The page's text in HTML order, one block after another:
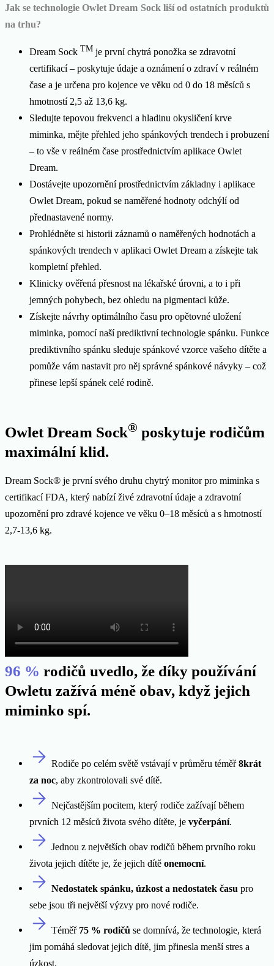
Jak se technologie Owlet Dream Sock liší od ostatních produktů
na trhu?
Dream Sock TM je první chytrá ponožka se zdravotní
certifikací – poskytuje údaje a oznámení o zdraví v reálném
čase a je určena pro kojence ve věku od 0 do 18 měsíců s
hmotností 2,5 až 13,6 kg.
Sledujte tepovou frekvenci a hladinu okysličení krve
miminka, mějte přehled jeho spánkových trendech i probuzení
– to vše v reálném čase prostřednictvím aplikace Owlet
Dream.
Dostávejte upozornění prostřednictvím základny i aplikace
Owlet Dream, pokud se naměřené hodnoty odchýlí od
přednastavené normy.
Prohlédněte si historii záznamů o naměřených hodnotách a
spánkových trendech v aplikaci Owlet Dream a získejte tak
kompletní přehled.
Klinicky ověřená přesnost na lékařské úrovni, a to i při
jemných pohybech, bez ohledu na pigmentaci kůže.
Získejte návrhy optimálního času pro opětovné uložení
miminka, pomocí naší prediktivní technologie spánku. Funkce
prediktivního spánku sleduje spánkové vzorce vašeho dítěte a
pomůže vám nastavit pro něj správné spánkové návyky – což
přinese lepší spánek celé rodině.
Owlet Dream Sock® poskytuje rodičům
maximální klid.
Dream Sock® je první svého druhu chytrý monitor pro miminka s
certifikací FDA, který nabízí živé zdravotní údaje a zdravotní
upozornění pro zdravé kojence ve věku 0–18 měsíců a s hmotností
2,7-13,6 kg.
96 % rodičů uvedlo, že díky používání
Owletu zažívá méně obav, když jejich
miminko spí.
Rodiče po celém světě vstávají v průměru téměř8krát
za noc, aby zkontrolovali své dítě.
Nejčastějším pocitem, který rodiče zažívají během
prvních 12 měsíců života svého dítěte, je vyčerpání.
Jednou z největších obav rodičů během prvního roku
života jejich dítěte je, že jejich dítě onemocní.
Nedostatek spánku, úzkost a nedostatek času pro
sebe jsou tři největší výzvy pro nové rodiče.
Téměř 75 % rodičů se domnívá, že technologie, která
jim pomáhá sledovat jejich dítě, jim přinesla menší stres a
úzkost.